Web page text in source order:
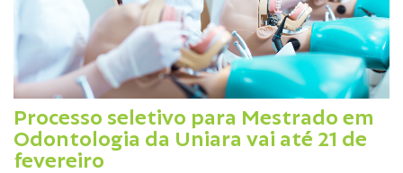
Processo seletivo para Mestrado em
Odontologia da Uniara vai até 21 de
fevereiro